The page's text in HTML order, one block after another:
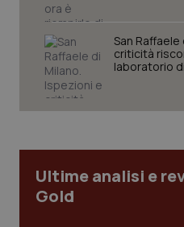
San
criticità
laboratorio
Ultime analisi e
Gold